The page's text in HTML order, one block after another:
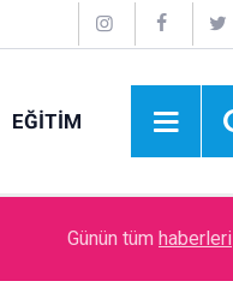
EĞİTİM
Bir can kardeşin ardından…
Günün tüm haberleri